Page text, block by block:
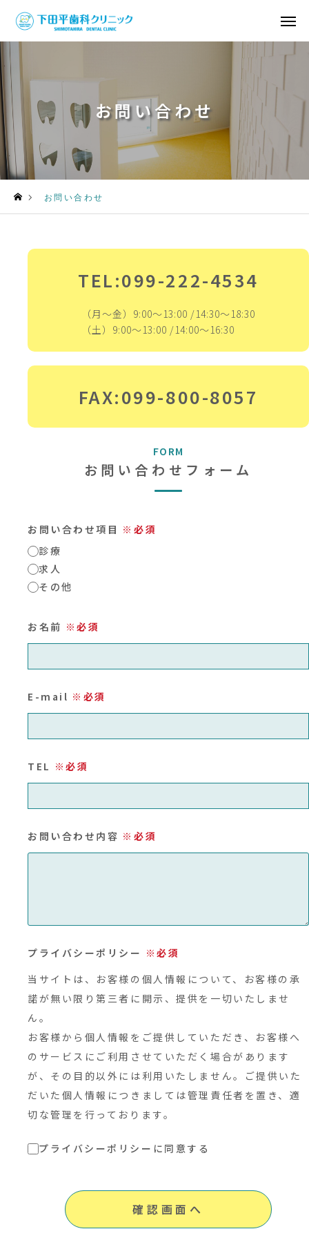
お問い合わせ
お問い合わせ
TEL:099-222-4534
（月～金）9:00～13:00 /14:30～18:30
（土）9:00～13:00 /14:00～16:30
FAX:099-800-8057
FORM
お問い合わせフォーム
お問い合わせ項目 ※必須
診療
求人
その他
お名前 ※必須
E-mail ※必須
TEL ※必須
お問い合わせ内容 ※必須
プライバシーポリシー ※必須
当サイトは、お客様の個人情報について、お客様の承
諾が無い限り第三者に開示、提供を一切いたしませ
ん。
お客様から個人情報をご提供していただき、お客様へ
のサービスにご利用させていただく場合があります
が、その目的以外には利用いたしません。ご提供いた
だいた個人情報につきましては管理責任者を置き、適
切な管理を行っております。
プライバシーポリシーに同意する
確認画面へ
診療案内
採用情報
お知らせ